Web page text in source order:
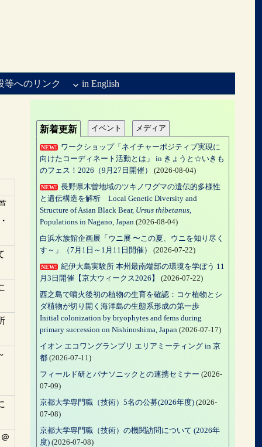
等へのリンク in English
新着更新 イベント メディア
NEW!
ワークショップ「ネイチャーポジティブ実現に
向けたコーディネート活動とは」 in きょうと☆いきも
のフェス！2026（9月27日開催）
(2026-08-04)
NEW!
長野県木曽地域のツキノワグマの遺伝的多様性
と遺伝構造を解析 Local Genetic Diversity and
Structure of Asian Black Bear, Ursus thibetanus,
Populations in Nagano, Japan (2026-08-04)
白浜水族館企画展「ウニ展 〜この夏、ウニを知り尽く
す～」（7月1日～1月11日開催）
(2026-07-22)
NEW!
紀伊大島実験所 本州最南端部の環境を学ぼう 11
月3日開催【京大ウィークス2026】
(2026-07-22)
西之島で噴火後初の植物の生育を確認：コケ植物とシ
ダ植物が切り開く海洋島の生態系形成の第一歩
Initial colonization by bryophytes and ferns during
primary succession on Nishinoshima, Japan (2026-07-17)
イオン エコワングランプリ エリアミーティング in 京
都(2026-07-11)
フィールド研とパナソニックとの連携セミナー (2026-
07-09)
京都大学専門職（技術）5名の公募(2026年度)(2026-
07-08)
京都大学専門職（技術）の機関訪問について (2026年
度)(2026-07-08)